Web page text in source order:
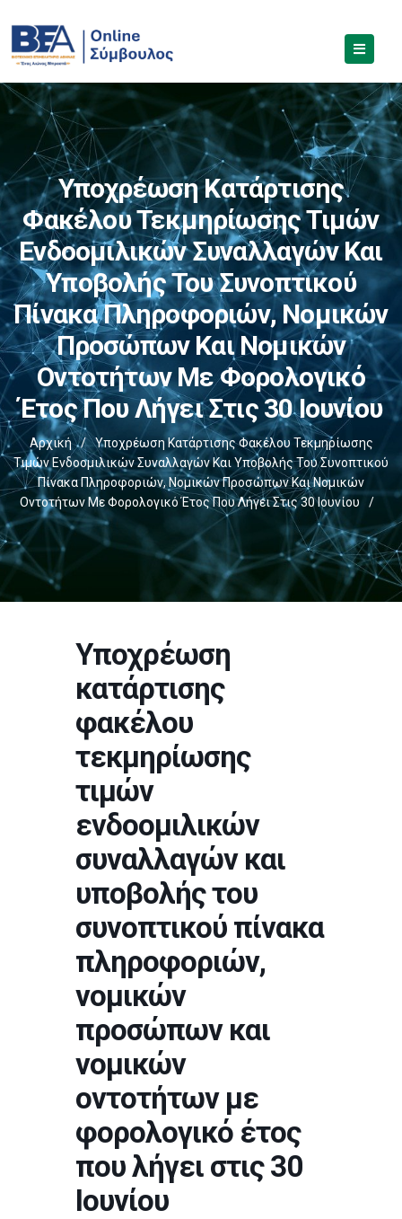
Υποχρέωση Κατάρτισης
Φακέλου Τεκμηρίωσης Τιμών
Ενδοομιλικών Συναλλαγών Και
Υποβολής Του Συνοπτικού
Πίνακα Πληροφοριών, Νομικών
Προσώπων Και Νομικών
Οντοτήτων Με Φορολογικό
Έτος Που Λήγει Στις 30 Ιουνίου
Αρχική /
Υποχρέωση Κατάρτισης Φακέλου Τεκμηρίωσης
Τιμών Ενδοομιλικών Συναλλαγών Και Υποβολής Του Συνοπτικού
Πίνακα Πληροφοριών, Νομικών Προσώπων Και Νομικών
Οντοτήτων Με Φορολογικό Έτος Που Λήγει Στις 30 Ιουνίου
/
Υποχρέωση
κατάρτισης
φακέλου
τεκμηρίωσης
τιμών
ενδοομιλικών
συναλλαγών και
υποβολής του
συνοπτικού πίνακα
πληροφοριών,
νομικών
προσώπων και
νομικών
οντοτήτων με
φορολογικό έτος
που λήγει στις 30
Ιουνίου